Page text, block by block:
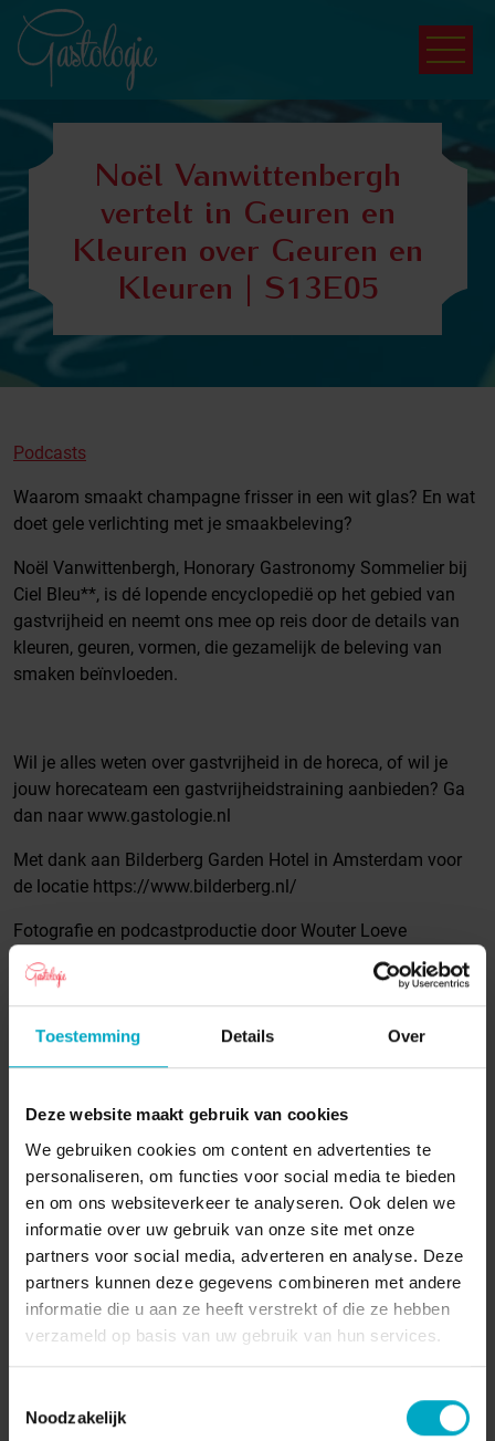
Toestemming Details Over
Deze website maakt gebruik van cookies
We gebruiken cookies om content en advertenties te
personaliseren, om functies voor social media te bieden
en om ons websiteverkeer te analyseren. Ook delen we
informatie over uw gebruik van onze site met onze
partners voor social media, adverteren en analyse. Deze
partners kunnen deze gegevens combineren met andere
informatie die u aan ze heeft verstrekt of die ze hebben
verzameld op basis van uw gebruik van hun services.
Noodzakelijk
Noël Vanwittenbergh
vertelt in Geuren en
Kleuren over Geuren en
Kleuren | S13E05
Podcasts
Waarom smaakt champagne frisser in een wit glas? En wat
doet gele verlichting met je smaakbeleving?
Noël Vanwittenbergh, Honorary Gastronomy Sommelier bij
Ciel Bleu**, is dé lopende encyclopedië op het gebied van
gastvrijheid en neemt ons mee op reis door de details van
kleuren, geuren, vormen, die gezamelijk de beleving van
smaken beïnvloeden.
Wil je alles weten over gastvrijheid in de horeca, of wil je
jouw horecateam een gastvrijheidstraining aanbieden? Ga
dan naar ⁠www.gastologie.nl⁠
Met dank aan Bilderberg Garden Hotel in Amsterdam voor
de locatie https://www.bilderberg.nl/
Fotografie en podcastproductie door Wouter Loeve
- ⁠www.nicepictures.nl
04-10-2024
Pagina delen:
Noël Vanwittenbergh vertelt in